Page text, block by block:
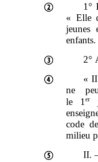
1°
« Elle
jeunes
2°
«
ne
le 1er
code
milieu
II.